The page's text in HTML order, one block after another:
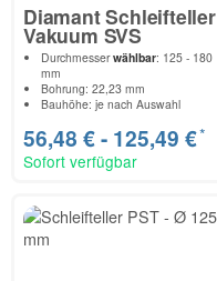
Diamant Schleifteller
Vakuum SVS
Durchmesserwählbar: 125 - 180
mm
Bohrung: 22,23 mm
Bauhöhe: je nach Auswahl
56,48 € - 125,49 €*
Sofort verfügbar